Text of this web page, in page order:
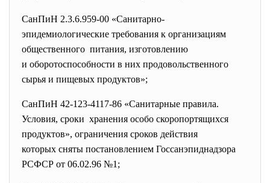
СанПиН 2.3.6.959-00 «Санитарно-
эпидемиологические требования к организациям
общественного питания, изготовлению
и оборотоспособности в них продовольственного
сырья и пищевых продуктов»;
СанПиН 42-123-4117-86 «Санитарные правила.
Условия, сроки хранения особо скоропортящихся
продуктов», ограничения сроков действия
которых сняты постановлением Госсанэпиднадзора
РСФСР от 06.02.96 №1;